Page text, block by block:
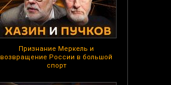
Признание Меркель и
возвращение России в большой
спорт